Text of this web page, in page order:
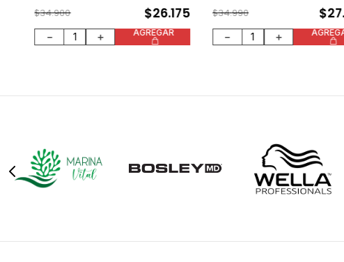
$34.900 $26.175
＋
－ AGREGAR
$34.990 $27
＋
－